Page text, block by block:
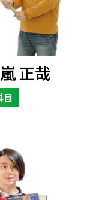
正哉
目